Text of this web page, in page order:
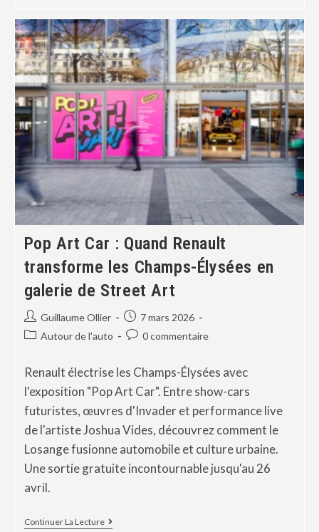
Pop Art Car : Quand Renault
transforme les Champs-Élysées en
galerie de Street Art
Guillaume Ollier
7 mars 2026
Autour de l'auto
0 commentaire
Renault électrise les Champs-Élysées avec
l'exposition "Pop Art Car". Entre show-cars
futuristes, œuvres d'Invader et performance live
de l'artiste Joshua Vides, découvrez comment le
Losange fusionne automobile et culture urbaine.
Une sortie gratuite incontournable jusqu'au 26
avril.
Continuer La Lecture